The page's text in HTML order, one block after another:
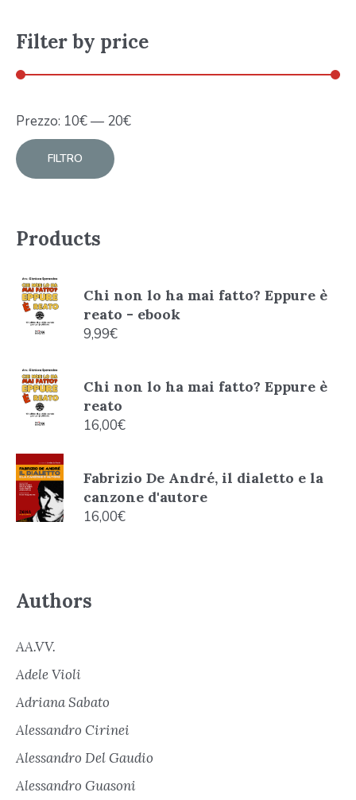
Filter by price
FILTRO
Prezzo: 10€— 20€
Products
Chi non lo ha mai fatto? Eppure è
reato - ebook
9,99€
Chi non lo ha mai fatto? Eppure è
reato
16,00€
Fabrizio De André, il dialetto e la
canzone d'autore
16,00€
Authors
AA.VV.
Adele Violi
Adriana Sabato
Alessandro Cirinei
Alessandro Del Gaudio
Alessandro Guasoni